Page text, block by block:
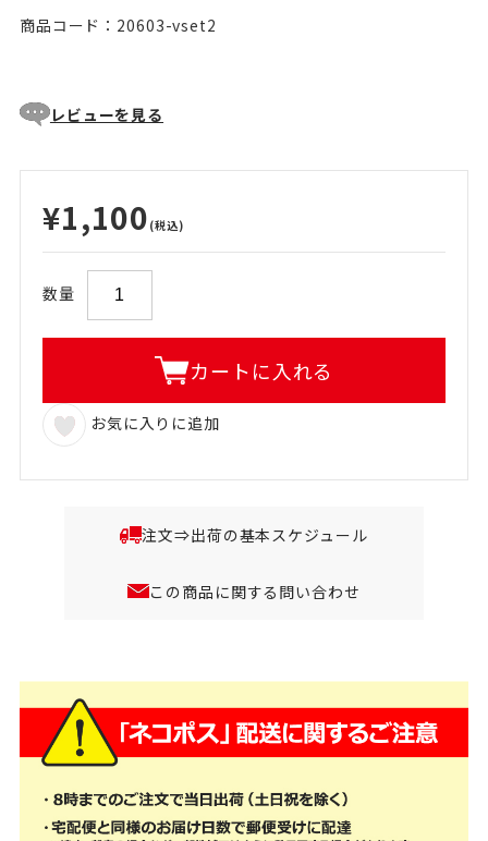
商品コード：20603-vset2
レビューを見る
¥1,100 (税込)
数量
カートに入れる
お気に入りに追加
注文⇒出荷の基本スケジュール
この商品に関する問い合わせ